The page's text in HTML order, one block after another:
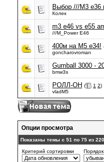
Выбор ///М3 е36
Колек
m3 e46 vs e55
///M_Power E46
400м на М5 е34!
goncharovroman
Gumball 3000 -
bmw3s
РОЛЛ-ОН ( 1 2)
vladM5
Опции просмотра
Показаны темы с 51 по 75 из 220
Критерий сортировки